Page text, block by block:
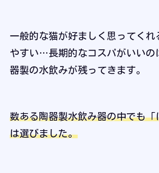
一般的な猫が好ましく思ってく
やすい…長期的なコスパがいいの
器製の水飲みが残ってきます。
数ある陶器製水飲み器の中でも
は選びました。